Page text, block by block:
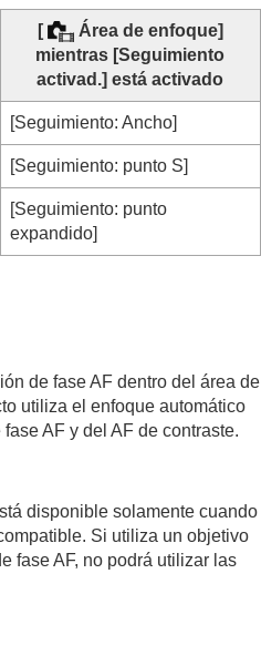
[
Área de enfoque]
mientras [Seguimiento
activad.] está activado
[Seguimiento: Ancho]
[Seguimiento: punto S]
[Seguimiento: punto
expandido]
de fase AF dentro del área de
utiliza el enfoque automático
AF y del AF de contraste.
disponible solamente cuando
Si utiliza un objetivo
fase AF, no podrá utilizar las